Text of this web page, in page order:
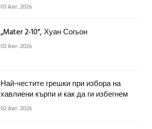
03 Авг. 2026
„Mater 2-10“, Хуан Согьон
02 Авг. 2026
Най-честите грешки при избора на
хавлиени кърпи и как да ги избегнем
02 Авг. 2026